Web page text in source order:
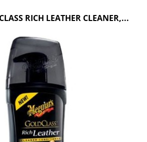
RICH LEATHER CLEANER,...